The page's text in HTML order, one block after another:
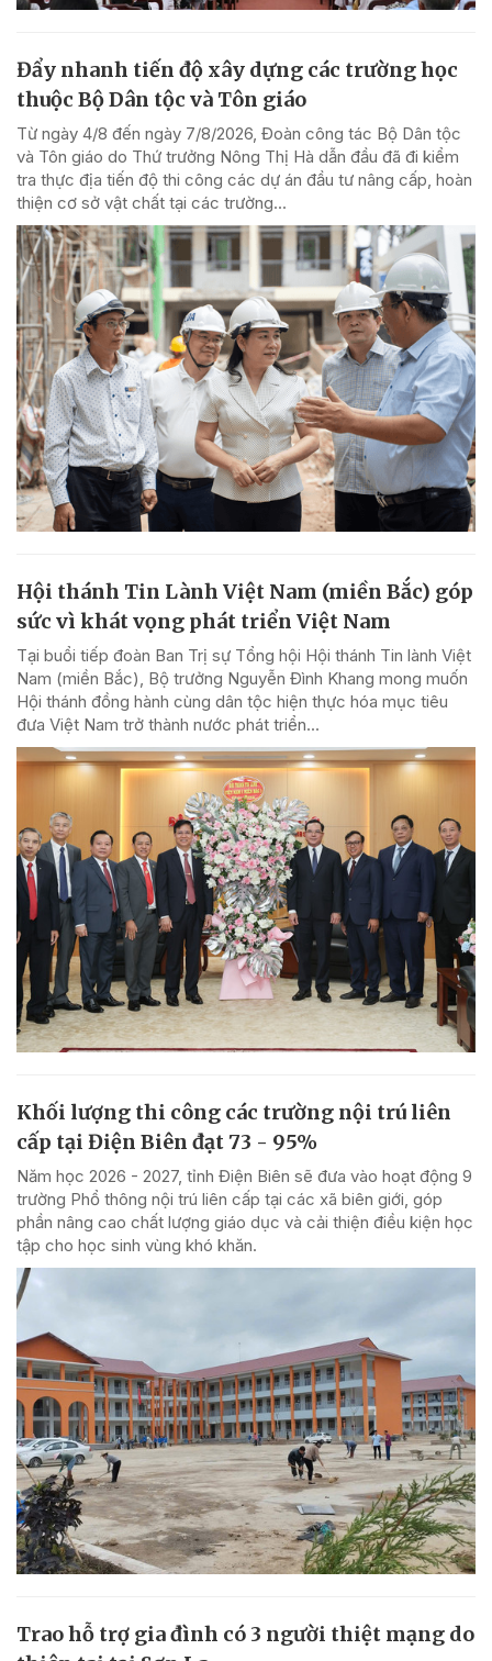
Đẩy nhanh tiến độ xây dựng các trường học
thuộc Bộ Dân tộc và Tôn giáo
Từ ngày 4/8 đến ngày 7/8/2026, Đoàn công tác Bộ Dân tộc
và Tôn giáo do Thứ trưởng Nông Thị Hà dẫn đầu đã đi kiểm
tra thực địa tiến độ thi công các dự án đầu tư nâng cấp, hoàn
thiện cơ sở vật chất tại các trường...
Hội thánh Tin Lành Việt Nam (miền Bắc) góp
sức vì khát vọng phát triển Việt Nam
Tại buổi tiếp đoàn Ban Trị sự Tổng hội Hội thánh Tin lành Việt
Nam (miền Bắc), Bộ trưởng Nguyễn Đình Khang mong muốn
Hội thánh đồng hành cùng dân tộc hiện thực hóa mục tiêu
đưa Việt Nam trở thành nước phát triển...
Khối lượng thi công các trường nội trú liên
cấp tại Điện Biên đạt 73 - 95%
Năm học 2026 - 2027, tỉnh Điện Biên sẽ đưa vào hoạt động 9
trường Phổ thông nội trú liên cấp tại các xã biên giới, góp
phần nâng cao chất lượng giáo dục và cải thiện điều kiện học
tập cho học sinh vùng khó khăn.
Trao hỗ trợ gia đình có 3 người thiệt mạng do